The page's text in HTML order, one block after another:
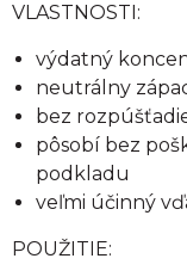
VLASTNOSTI:
výdatný
neutrálny
bez
pôsobí bez
podkladu
veľmi účinný
POUŽITIE: